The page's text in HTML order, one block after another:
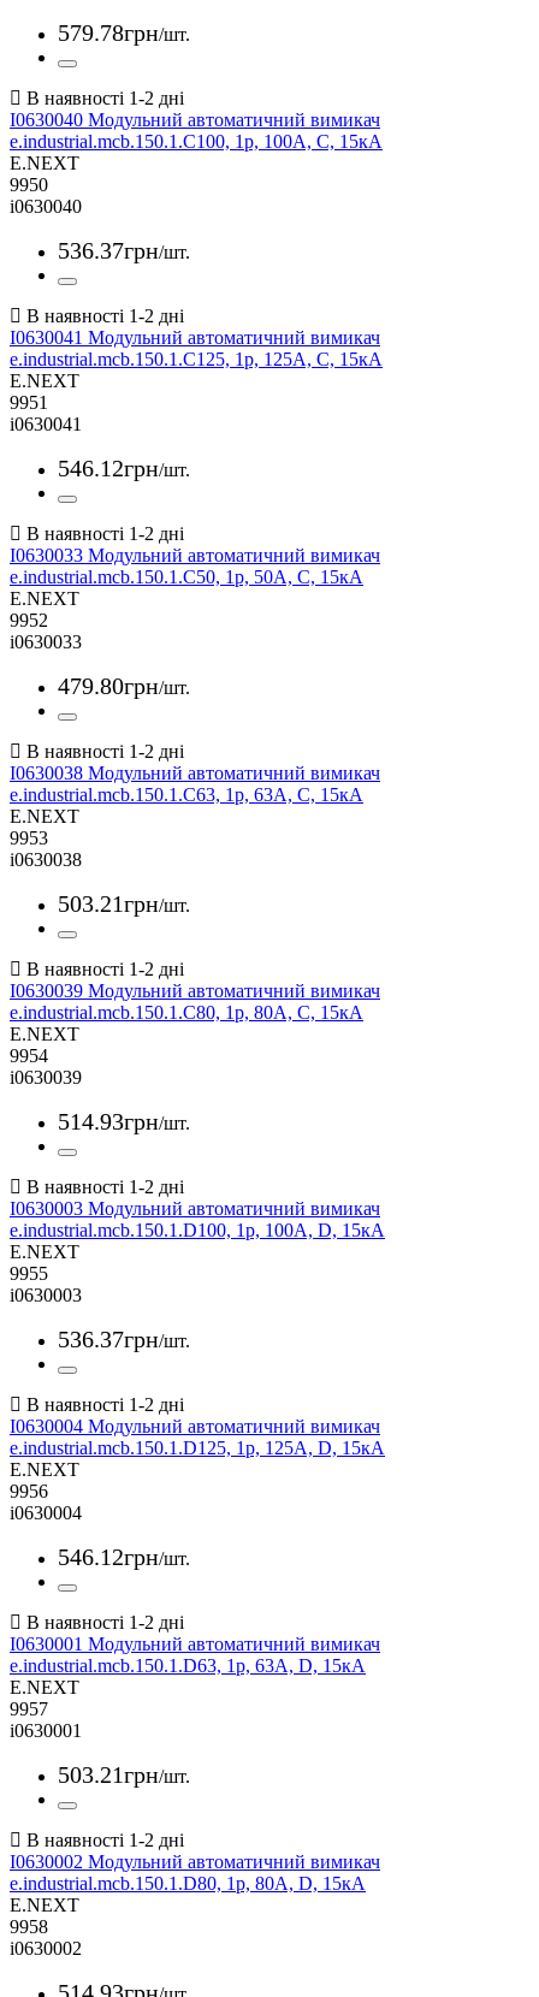
579.78грн/шт.
I0630040 Модульний автоматичний вимикач
e.industrial.mcb.150.1.C100, 1р, 100А, C, 15кА
E.NEXT
9950
i0630040
536.37грн/шт.
I0630041 Модульний автоматичний вимикач
e.industrial.mcb.150.1.C125, 1р, 125А, C, 15кА
E.NEXT
9951
i0630041
546.12грн/шт.
I0630033 Модульний автоматичний вимикач
e.industrial.mcb.150.1.C50, 1р, 50А, C, 15кА
E.NEXT
9952
i0630033
479.80грн/шт.
I0630038 Модульний автоматичний вимикач
e.industrial.mcb.150.1.C63, 1р, 63А, C, 15кА
E.NEXT
9953
i0630038
503.21грн/шт.
I0630039 Модульний автоматичний вимикач
e.industrial.mcb.150.1.C80, 1р, 80А, C, 15кА
E.NEXT
9954
i0630039
514.93грн/шт.
I0630003 Модульний автоматичний вимикач
e.industrial.mcb.150.1.D100, 1р, 100А, D, 15кА
E.NEXT
9955
i0630003
536.37грн/шт.
I0630004 Модульний автоматичний вимикач
e.industrial.mcb.150.1.D125, 1р, 125А, D, 15кА
E.NEXT
9956
i0630004
546.12грн/шт.
I0630001 Модульний автоматичний вимикач
e.industrial.mcb.150.1.D63, 1р, 63А, D, 15кА
E.NEXT
9957
i0630001
503.21грн/шт.
I0630002 Модульний автоматичний вимикач
e.industrial.mcb.150.1.D80, 1р, 80А, D, 15кА
E.NEXT
9958
i0630002
514 93грн